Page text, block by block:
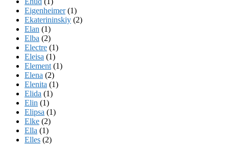
Eigenheimer(1)
Ekaterininskiy (2)
Elan (1)
Elba (2)
Electre (1)
Eleisa (1)
Element (1)
Elena (2)
Elenita (1)
Elida (1)
Elin (1)
Elipsa (1)
Elke (2)
Ella (1)
Elles (2)